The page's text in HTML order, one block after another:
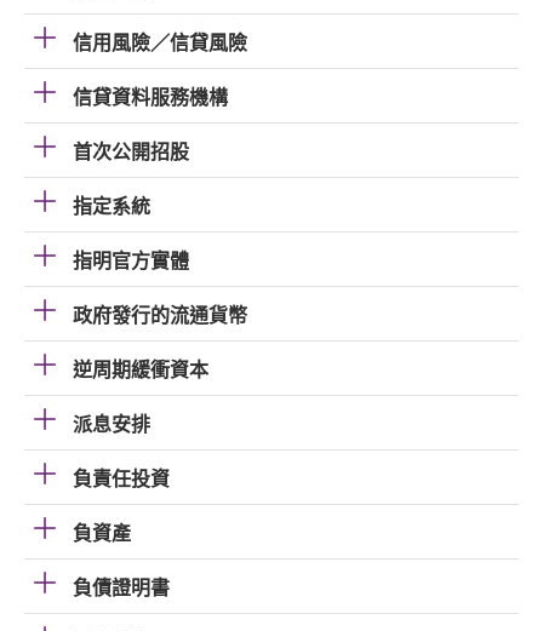
信用風險／信貸風險
信貸資料服務機構
首次公開招股
指定系統
指明官方實體
政府發行的流通貨幣
逆周期緩衝資本
派息安排
負責任投資
負資產
負債證明書